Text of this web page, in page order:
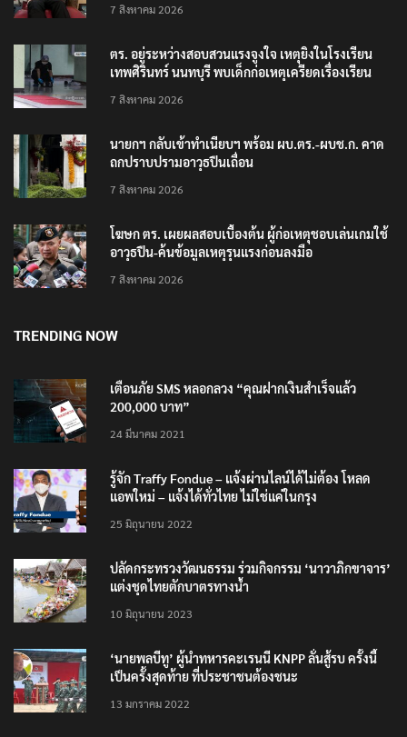
7 สิงหาคม 2026
ตร. อยู่ระหว่างสอบสวนแรงจูงใจ เหตุยิงในโรงเรียน
เทพศิรินทร์ นนทบุรี พบเด็กก่อเหตุเครียดเรื่องเรียน
7 สิงหาคม 2026
นายกฯ กลับเข้าทำเนียบฯ พร้อม ผบ.ตร.-ผบช.ก. คาด
ถกปราบปรามอาวุธปืนเถื่อน
7 สิงหาคม 2026
โฆษก ตร. เผยผลสอบเบื้องต้น ผู้ก่อเหตุชอบเล่นเกมใช้
อาวุธปืน-ค้นข้อมูลเหตุรุนแรงก่อนลงมือ
7 สิงหาคม 2026
TRENDING NOW
เตือนภัย SMS หลอกลวง “คุณฝากเงินสำเร็จแล้ว
200,000 บาท”
24 มีนาคม 2021
รู้จัก Traffy Fondue – แจ้งผ่านไลน์ได้ไม่ต้อง โหลด
แอพใหม่ – แจ้งได้ทั่วไทย ไม่ใช่แค่ในกรุง
25 มิถุนายน 2022
ปลัดกระทรวงวัฒนธรรม ร่วมกิจกรรม ‘นาวาภิกขาจาร’
แต่งชุดไทยตักบาตรทางน้ำ
10 มิถุนายน 2023
‘นายพลบีทู’ ผู้นำทหารคะเรนนี KNPP ลั่นสู้รบ ครั้งนี้
เป็นครั้งสุดท้าย ที่ประชาชนต้องชนะ
13 มกราคม 2022